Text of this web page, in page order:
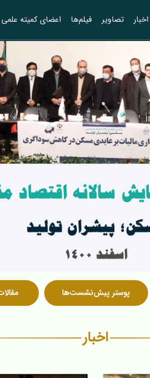
اخبار ‌تصاویر فیلم‌ها اعضای کمیته علمی
پوستر پیش‌نشست‌ها
اخبار